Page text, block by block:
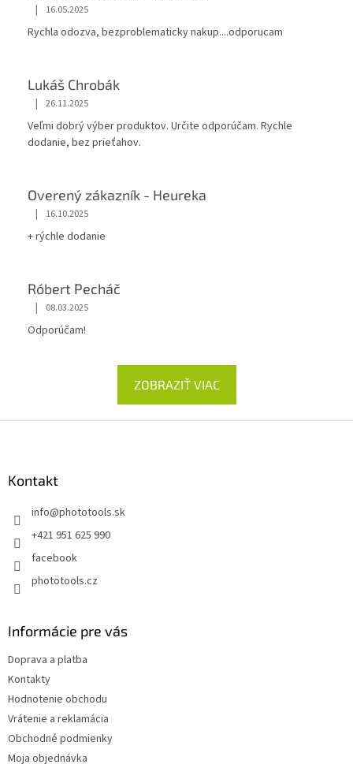
| 16.05.2025
Rychla odozva, bezproblematicky nakup....odporucam
Lukáš Chrobák
| 26.11.2025
Veľmi dobrý výber produktov. Určite odporúčam. Rychle
dodanie, bez prieťahov.
Overený zákazník - Heureka
| 16.10.2025
+ rýchle dodanie
Róbert Pecháč
| 08.03.2025
Odporúčam!
ZOBRAZIŤ VIAC
Kontakt
info@phototools.sk
+421 951 625 990
facebook
phototools.cz
Informácie pre vás
Doprava a platba
Kontakty
Hodnotenie obchodu
Vrátenie a reklamácia
Obchodné podmienky
Moja objednávka